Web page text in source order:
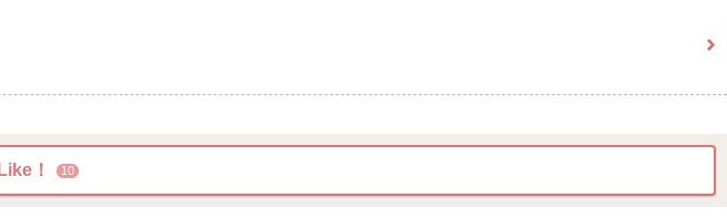
！ 10